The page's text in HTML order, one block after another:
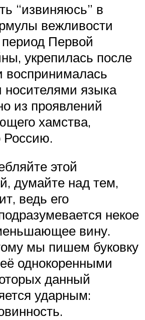
“извиняюсь” в
вежливости
Первой
укрепилась после
воспринималась
носителями языка
из проявлений
хамства,
Россию.
этой
думайте над тем,
ведь его
некое
вину.
мы пишем буковку
однокоренными
данный
ударным: